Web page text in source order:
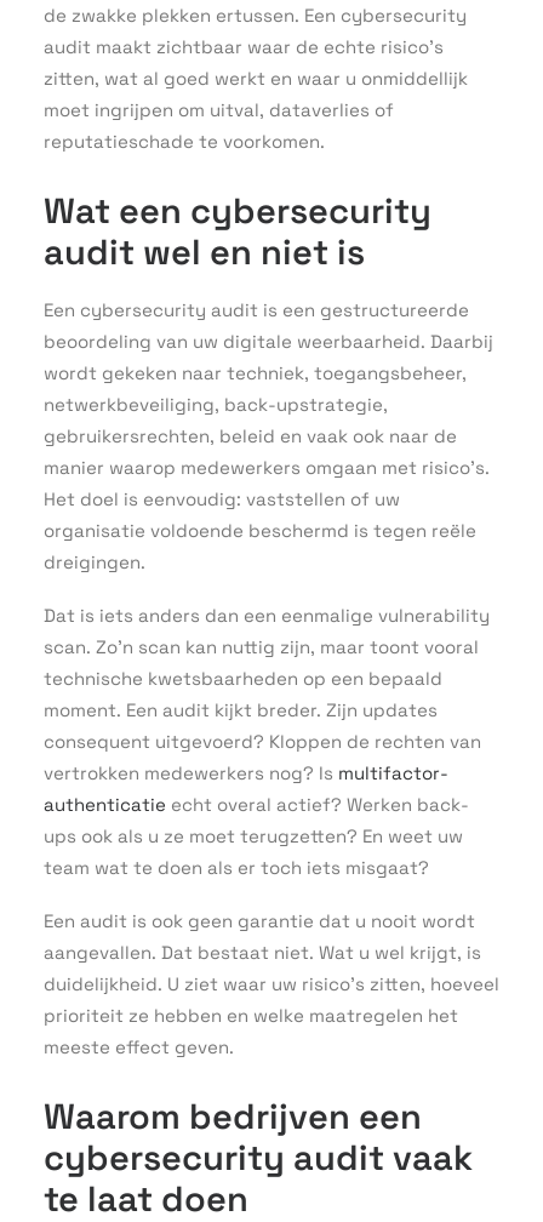
de zwakke plekken ertussen. Een cybersecurity
audit maakt zichtbaar waar de echte risico’s
zitten, wat al goed werkt en waar u onmiddellijk
moet ingrijpen om uitval, dataverlies of
reputatieschade te voorkomen.
Wat een cybersecurity
audit wel en niet is
Een cybersecurity audit is een gestructureerde
beoordeling van uw digitale weerbaarheid. Daarbij
wordt gekeken naar techniek, toegangsbeheer,
netwerkbeveiliging, back-upstrategie,
gebruikersrechten, beleid en vaak ook naar de
manier waarop medewerkers omgaan met risico’s.
Het doel is eenvoudig: vaststellen of uw
organisatie voldoende beschermd is tegen reële
dreigingen.
Dat is iets anders dan een eenmalige vulnerability
scan. Zo’n scan kan nuttig zijn, maar toont vooral
technische kwetsbaarheden op een bepaald
moment. Een audit kijkt breder. Zijn updates
consequent uitgevoerd? Kloppen de rechten van
vertrokken medewerkers nog? Is multifactor-
authenticatie echt overal actief? Werken back-
ups ook als u ze moet terugzetten? En weet uw
team wat te doen als er toch iets misgaat?
Een audit is ook geen garantie dat u nooit wordt
aangevallen. Dat bestaat niet. Wat u wel krijgt, is
duidelijkheid. U ziet waar uw risico’s zitten, hoeveel
prioriteit ze hebben en welke maatregelen het
meeste effect geven.
Waarom bedrijven een
cybersecurity audit vaak
te laat doen